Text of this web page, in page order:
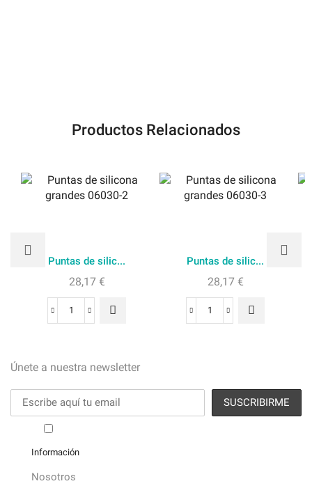
Productos Relacionados
Puntas de silic...
28,17 €
Puntas
grandes
2
cantidad
Puntas de silic...
28,17 €
Puntas
cantidad
Facebook
TwitterInstagram
Únete a nuestra newsletter
Información
Nosotros